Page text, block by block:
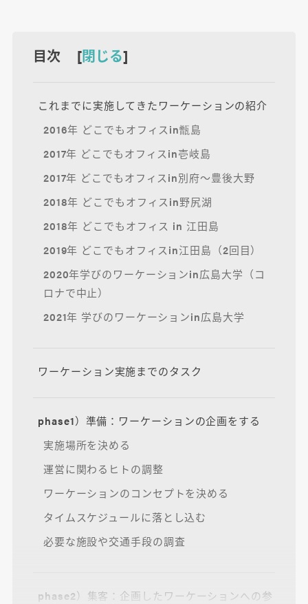
目次 [閉じる]
これまでに実施してきたワーケーションの紹介
2016年 どこでもオフィスin甑島
2017年 どこでもオフィスin壱岐島
2017年 どこでもオフィスin別府～豊後大野
2018年 どこでもオフィスin野尻湖
2018年 どこでもオフィス in 江田島
2019年 どこでもオフィスin江田島（2回目）
2020年学びのワーケーションin広島大学（コ
ロナで中止）
2021年 学びのワーケーションin広島大学
ワーケーション実施までのタスク
phase1）準備：ワーケーションの企画をする
実施場所を決める
運営に関わるヒトの調整
ワーケーションのコンセプトを決める
タイムスケジュールに落とし込む
必要な施設や交通手段の調査
phase2）集客：企画したワーケーションへの参